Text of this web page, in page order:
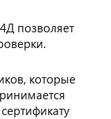
позволяет
которые